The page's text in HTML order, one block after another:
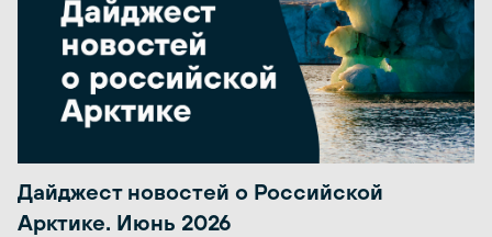
Дайджест новостей о Российской
Арктике. Июнь 2026